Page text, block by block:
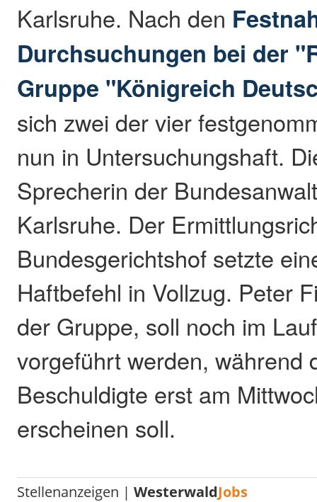
Karlsruhe. Nach den
Durchsuchungen bei der
Gruppe "Königreich
sich zwei der vier
nun in Untersuchungshaft.
Sprecherin der
Karlsruhe. Der
Bundesgerichtshof setzte
Haftbefehl in Vollzug. Peter
der Gruppe, soll noch im
vorgeführt werden, während
Beschuldigte erst am
erscheinen soll.
Stellenanzeigen |WesterwaldJobs